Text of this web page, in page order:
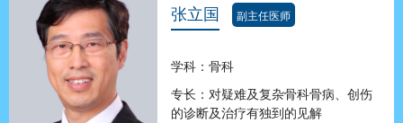
张立国 副主任医师
学科：骨科
专长：对疑难及复杂骨科骨病、创伤
的诊断及治疗有独到的见解